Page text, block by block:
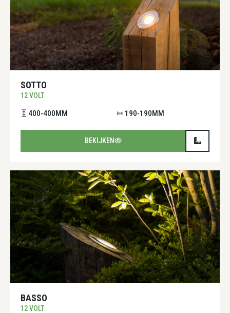
SOTTO
12 VOLT
400-400MM 190-190MM
BEKIJKEN
BASSO
12 VOLT